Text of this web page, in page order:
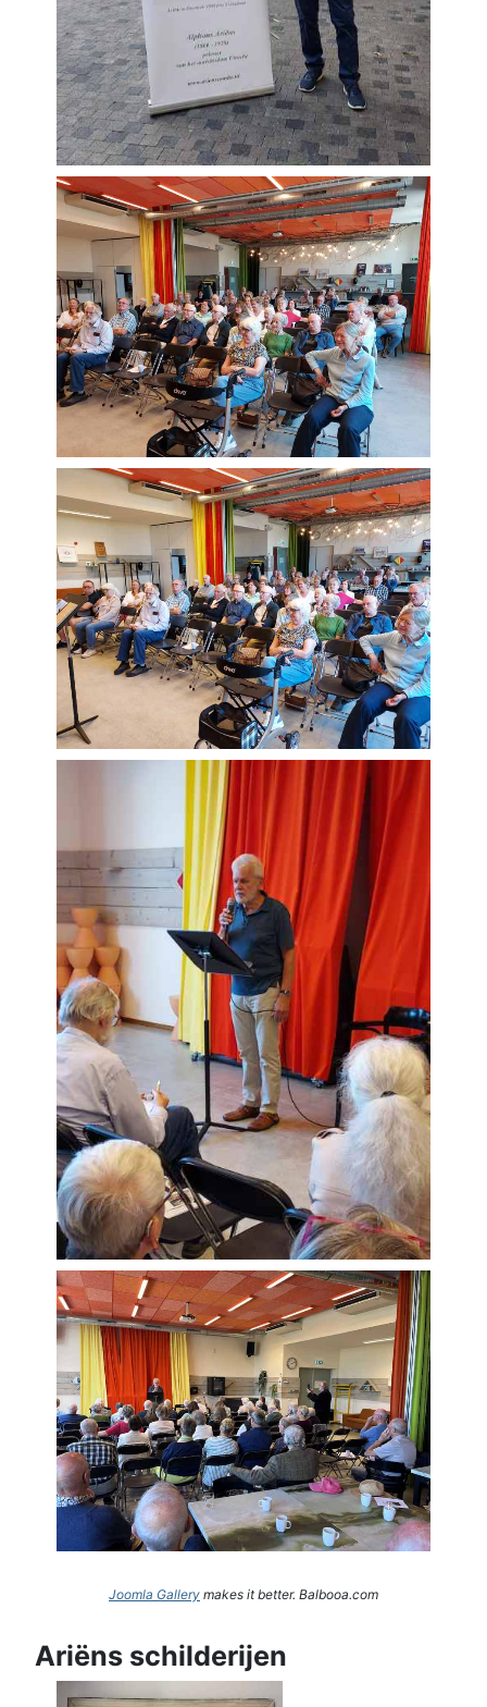
Joomla Gallery makes it better. Balbooa.com
Ariëns schilderijen